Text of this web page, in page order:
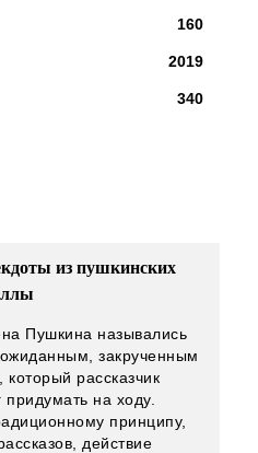
160
2019
340
из пушкинских
Пушкина назывались
закрученным
рассказчик
на ходу.
принципу,
действие